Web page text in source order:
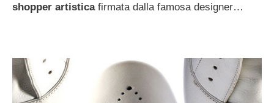
shopper artisticafirmata dalla famosa designer…